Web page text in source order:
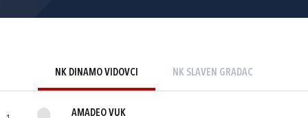
NK DINAMO VIDOVCI NK SLAVEN GRADAC
AMADEO VUK